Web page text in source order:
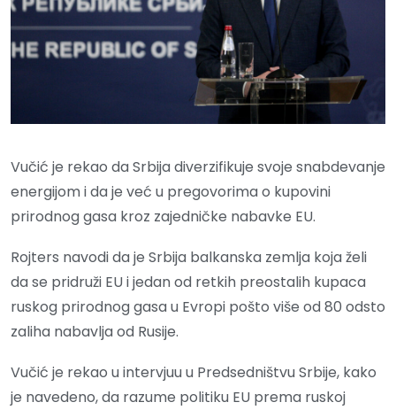
Vučić je rekao da Srbija diverzifikuje svoje snabdevanje
energijom i da je već u pregovorima o kupovini
prirodnog gasa kroz zajedničke nabavke EU.
Rojters navodi da je Srbija balkanska zemlja koja želi
da se pridruži EU i jedan od retkih preostalih kupaca
ruskog prirodnog gasa u Evropi pošto više od 80 odsto
zaliha nabavlja od Rusije.
Vučić je rekao u intervjuu u Predsedništvu Srbije, kako
je navedeno, da razume politiku EU prema ruskoj